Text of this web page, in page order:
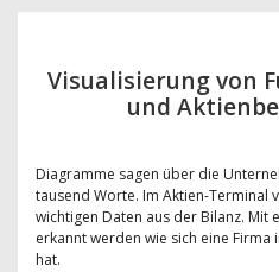
Visualisierung von
und
Diagramme sagen über die
tausend Worte. Im Aktien-Terminal
wichtigen Daten aus der Bilanz. Mit
erkannt werden wie sich eine Firma
hat.